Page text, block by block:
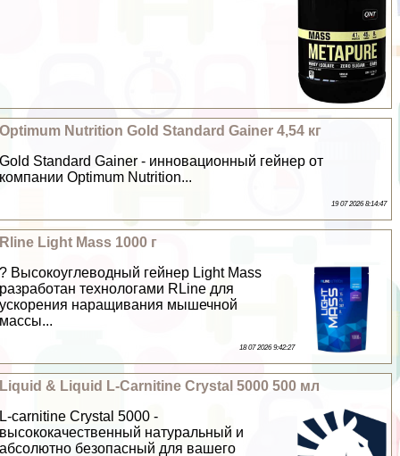
Optimum Nutrition Gold Standard Gainer 4,54 кг
Gold Standard Gainer - инновационный гeйнер от
компании Optimum Nutrition...
19 07 2026 8:14:47
Rline Light Mass 1000 г
? Высокоуглеводный гeйнер Light Mass
разработан технологами RLine для
ускорения наращивания мышечной
массы...
18 07 2026 9:42:27
Liquid & Liquid L-Carnitine Crystal 5000 500 мл
L-carnitine Crystal 5000 -
высококачественный натуральный и
абсолютно безопасный для вашего